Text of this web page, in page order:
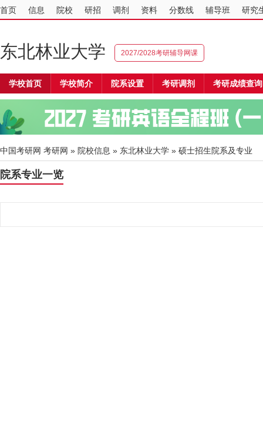
首页 信息 院校 研招 调剂 资料 分数线 辅导班 研究
东北林业大学 2027/2028考研辅导网课
学校首页 学校简介 院系设置 考研调剂 考研成绩查询
中国考研网 考研网 » 院校信息 » 东北林业大学 » 硕士招生院系及专业
院系专业一览